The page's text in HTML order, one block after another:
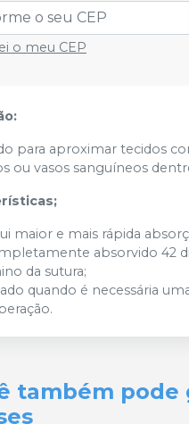
o meu CEP
para aproximar tecidos
ou vasos sanguíneos
maior e mais rápida
absorvido 42
da sutura;
quando é necessária
também pode